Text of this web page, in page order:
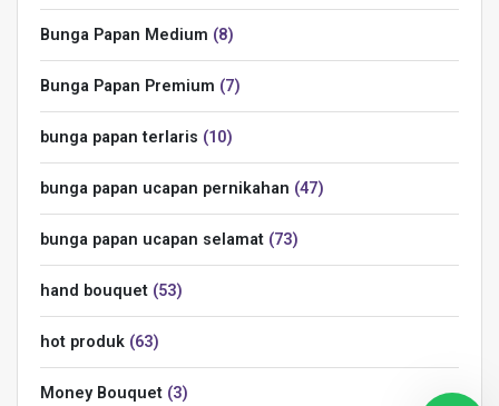
Bunga Papan Medium 8
Bunga Papan Premium 7
bunga papan terlaris 10
bunga papan ucapan pernikahan 47
bunga papan ucapan selamat 73
hand bouquet 53
hot produk 63
Money Bouquet 3